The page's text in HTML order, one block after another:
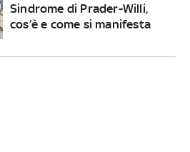
Sindrome di Prader-Willi,
cos’è e come si manifesta